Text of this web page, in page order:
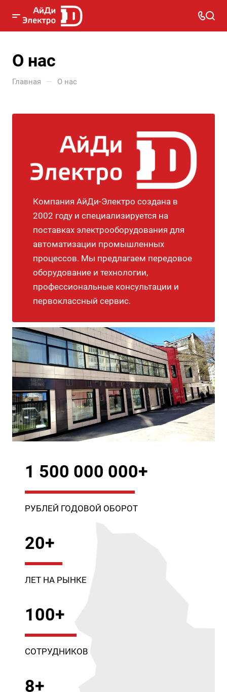
О нас
Главная — О нас
Компания АйДи-Электро создана в
2002 году и специализируется на
поставках электрооборудования для
автоматизации промышленных
процессов. Мы предлагаем передовое
оборудование и технологии,
профессиональные консультации и
первоклассный сервис.
1 500 000 000+
РУБЛЕЙ ГОДОВОЙ ОБОРОТ
20+
ЛЕТ НА РЫНКЕ
100+
СОТРУДНИКОВ
8+